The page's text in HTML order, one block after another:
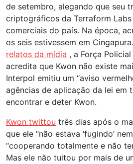
de setembro, alegando que seu
criptográficos da Terraform
comerciais do país. Na época,
os seis estivessem em Cingapura.
relatos da mídia , a Força
acredita que Kwon não existe
Interpol emitiu um “aviso
agências de aplicação da lei em
encontrar e deter Kwon.
Kwon twittou três dias após o
que ele “não estava ‘fugindo’
“cooperando totalmente e não
Mas ele não tuitou por mais de